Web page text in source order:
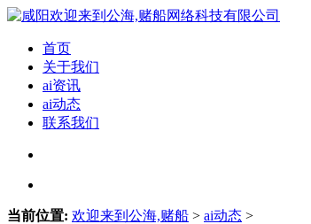
首页
关于我们
ai资讯
ai动态
联系我们
当前位置: 欢迎来到公海,赌船 > ai动态 >